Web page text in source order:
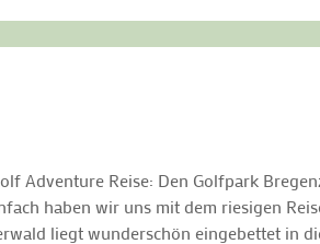
Adventure Reise: Den Golfpark
haben wir uns mit dem riesigen
liegt wunderschön eingebettet in